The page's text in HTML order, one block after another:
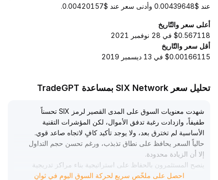
عند $0.00439648 وأدنى سعر عند $0.00420157.
أعلى سعر والتّاريخ
$0.567118 في 28 نوفمبر 2021
أقل سعر والتّاريخ
$0.00166115 في 13 ديسمبر 2019
تحليل سعر SIX Network بمساعدة TradeGPT
شهدت معنويات السوق على المدى القصير لرمز SIX تحسناً
طفيفاً، وازدادت رغبة تدفق الأموال، لكن المؤشرات التقنية
الأساسية لم تخترق بعد، ولا يوجد تأكيد كافٍ لاتجاه صاعد قوي.
حالياً السعر يحافظ على نطاق تذبذب، ورغم تحسن حجم التداول
إلا أن الزيادة محدودة.
ينصح المستثمرون بالحفاظ على استراتيجية بناء مراكز تدريجية
وتجربة مراكز صغيرة، والتركيز على مراقبة مدى فعالية اختراق
احصل على ملخّص سريع لحركة السوق اليوم في ثوانٍ